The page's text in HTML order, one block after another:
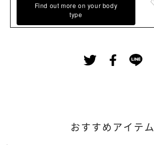
Find out more on your body
type
おすすめアイテム